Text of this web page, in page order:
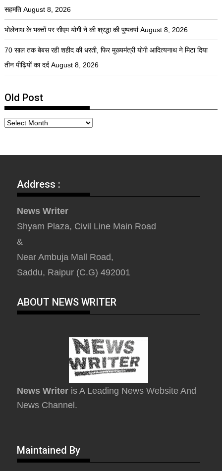
सहमति August 8, 2026
भोलेनाथ के भक्तों पर सीएम योगी ने की श्रद्धा की पुष्पवर्षा August 8, 2026
70 साल तक बेबस रही शहीद की धरती, फिर मुख्यमंत्री योगी आदित्यनाथ ने मिटा दिया
तीन पीढ़ियों का दर्द August 8, 2026
Old Post
Address :
News Writer
Shyam Plaza, Civil Line Main Road
&
Near Ambuja Mall Road,
Saddu, Raipur (C.G) 492001
ABOUT NEWS WRITER
News Writer is A Leading News Website And
News Channel.
Maintained By